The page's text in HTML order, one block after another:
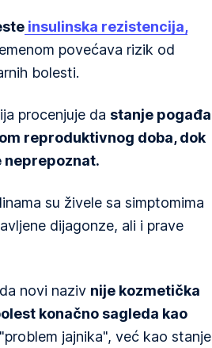
insulinska rezistencija,
povećava rizik od
bolesti.
procenjuje da stanje pogađa
reproduktivnog doba, dok
neprepoznat.
su živele sa simptomima
dijagonze, ali i prave
novi naziv nije kozmetička
konačno sagleda kao
jajnika", već kao stanje